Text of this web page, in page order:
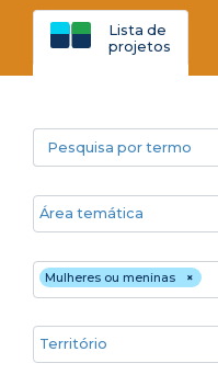
Lista de
projetos
Pesquisa por termo
Áreas temáticas
Público ×
Mulheres ou meninas
Territórios